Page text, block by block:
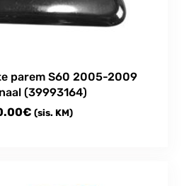
parem S60 2005-2009
(39993164)
€ (sis. KM)